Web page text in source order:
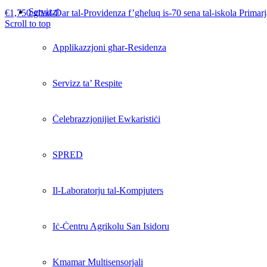
Servizzi
Applikazzjoni għar-Residenza
Servizz ta’ Respite
Ċelebrazzjonijiet Ewkaristiċi
SPRED
Il-Laboratorju tal-Kompjuters
Iċ-Ċentru Agrikolu San Isidoru
Kmamar Multisensorjali
€1,750 għad-Dar tal-Providenza f’għeluq is-70 sena tal-iskola
Scroll to top